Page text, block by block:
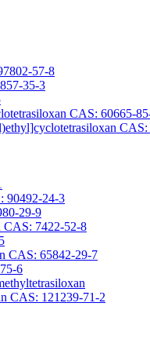
57-8
35-3
CAS: 60665-
90492-24-3
29-9
7422-52-8
CAS: 65842-29-7
6
CAS: 121239-71-2